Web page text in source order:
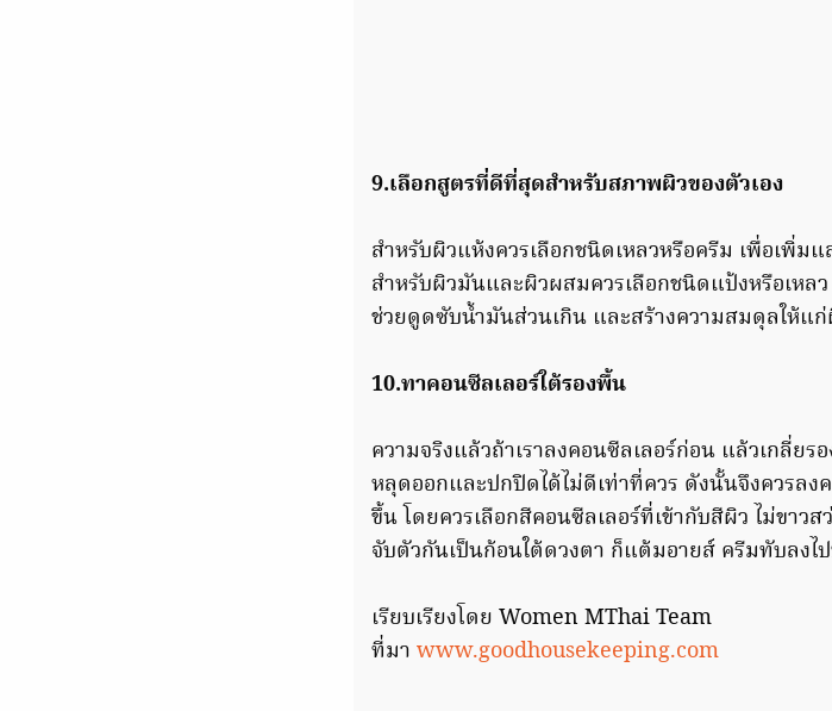
9.เลือกสูตรที่ดีที่สุดสำหรับสภาพผิวของตัวเอง
สำหรับผิวแห้งควรเลือกชนิดเหลวหรือครีม เพื่อเพิ่ม
สำหรับผิวมันและผิวผสมควรเลือกชนิดแป้งหรือเห
ช่วยดูดซับน้ำมันส่วนเกิน และสร้างความสมดุลให้แ
10.ทาคอนซีลเลอร์ใต้รองพื้น
ความจริงแล้วถ้าเราลงคอนซีลเลอร์ก่อน แล้วเกลี่ย
หลุดออกและปกปิดได้ไม่ดีเท่าที่ควร ดังนั้นจึงควรล
ขึ้น โดยควรเลือกสีคอนซีลเลอร์ที่เข้ากับสีผิว ไม่ขาว
จับตัวกันเป็นก้อนใต้ดวงตา ก็แต้มอายส์ ครีมทับลงไ
เรียบเรียงโดย Women MThai Team
ที่มา www.goodhousekeeping.com